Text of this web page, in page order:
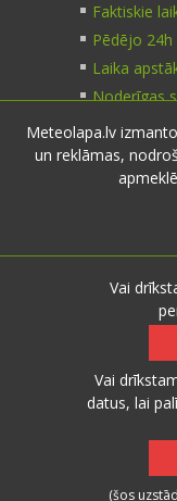
Faktiskie
Pēdējo
Laika
Noderīgas
Kontakti
Seko mums
© 2026
Meteolapa.lv
un reklāmas,
Vai
Vai
datus, lai
(šos